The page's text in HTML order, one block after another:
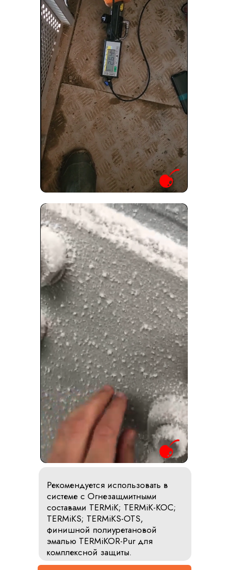
Рекомендуется использовать в
системе с Огнезащмитными
составами TERMiK; TERMiK-KOC;
TERMiKS; TERMiKS-OTS,
финишной полиуретановой
эмалью TERMiKOR-Pur для
комплексной защиты.
Нанесение быстросохнущей
грунт эмали по ржавчине 3в1
TERMiKOR